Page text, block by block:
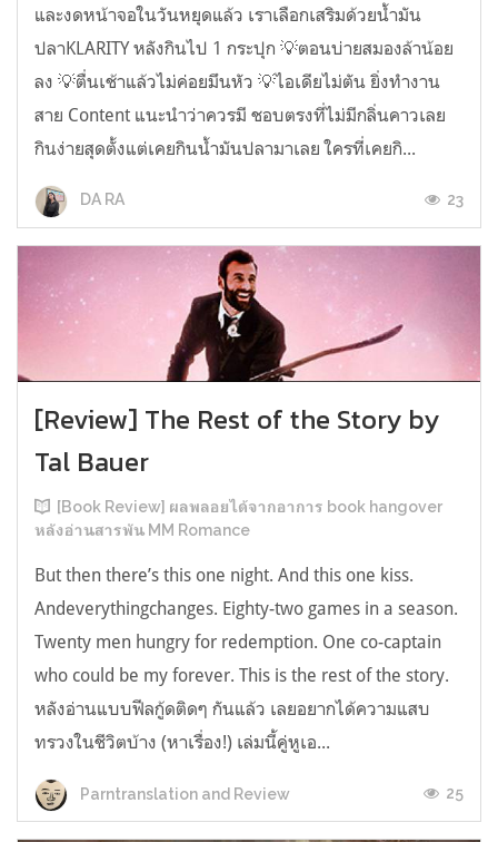
และงดหน้าจอในวันหยุดแล้ว เราเลือกเสริมด้วยน้ำมัน
ปลาKLARITY หลังกินไป 1 กระปุก 💡ตอนบ่ายสมองล้าน้อย
ลง 💡ตื่นเช้าแล้วไม่ค่อยมึนหัว 💡ไอเดียไม่ตัน ยิ่งทำงาน
สาย Content แนะนำว่าควรมี ชอบตรงที่ไม่มีกลิ่นคาวเลย
กินง่ายสุดตั้งแต่เคยกินน้ำมันปลามาเลย ใครที่เคยกิ...
DA RA 23
[Review] The Rest of the Story by
Tal Bauer
[Book Review] ผลพลอยได้จากอาการ book hangover
หลังอ่านสารพัน MM Romance
But then there’s this one night. And this one kiss.
Andeverythingchanges. Eighty-two games in a season.
Twenty men hungry for redemption. One co-captain
who could be my forever. This is the rest of the story.
หลังอ่านแบบฟีลกู้ดติดๆ กันแล้ว เลยอยากได้ความแสบ
ทรวงในชีวิตบ้าง (หาเรื่อง!) เล่มนี้คู่หูเอ...
Parntranslation and Review 25